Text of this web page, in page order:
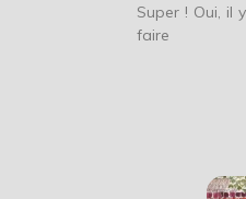
Super ! Oui, il
faire